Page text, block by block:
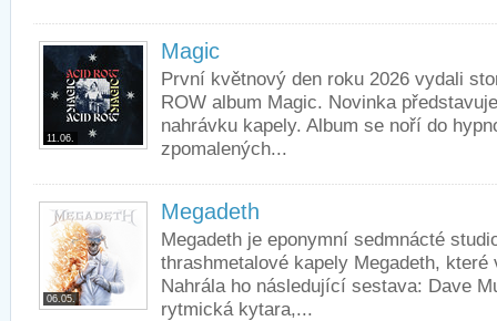
11.06.
Magic
První květnový den roku 2026 vydali
ROW album Magic. Novinka
nahrávku kapely. Album se noří do
zpomalených...
06.05.
Megadeth
Megadeth je eponymní sedmnácté
thrashmetalové kapely Megadeth, které
Nahrála ho následující sestava: Dave
rytmická kytara,...